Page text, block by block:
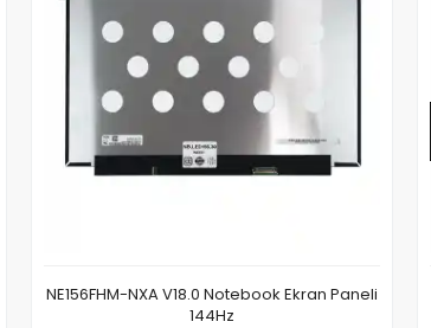
NE156FHM-NXA V18.0 Notebook Ekran Paneli
144Hz